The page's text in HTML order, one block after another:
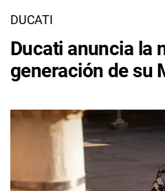
DUCATI
Ducati anuncia la
generación de su